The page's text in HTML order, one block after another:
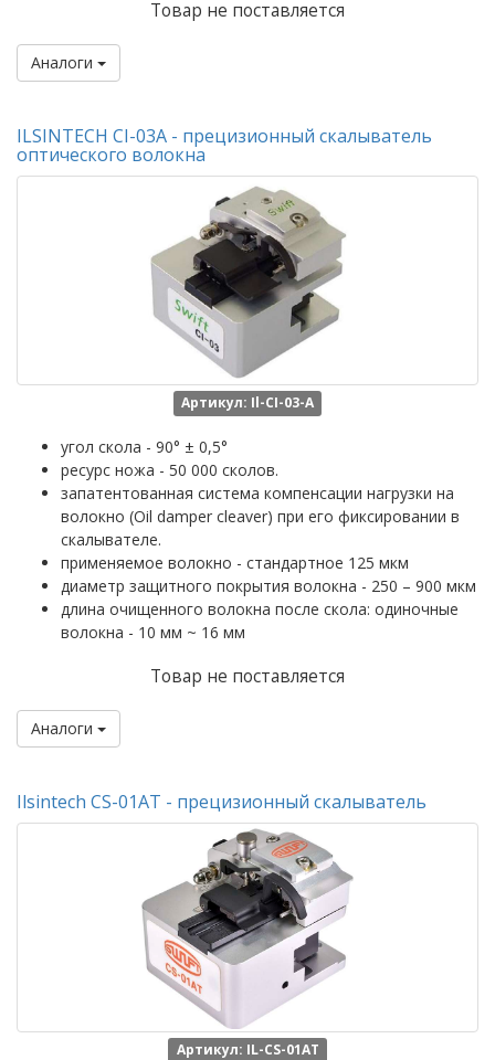
Товар не поставляется
Аналоги
ILSINTECH CI-03А - прецизионный скалыватель
оптического волокна
Артикул: Il-CI-03-A
угол скола - 90° ± 0,5°
ресурс ножа - 50 000 сколов.
запатентованная система компенсации нагрузки на
волокно (Oil damper cleaver) при его фиксировании в
скалывателе.
применяемое волокно - стандартное 125 мкм
диаметр защитного покрытия волокна - 250 – 900 мкм
длина очищенного волокна после скола: одиночные
волокна - 10 мм ~ 16 мм
Товар не поставляется
Аналоги
Ilsintech CS-01AT - прецизионный скалыватель
Артикул: IL-CS-01AT